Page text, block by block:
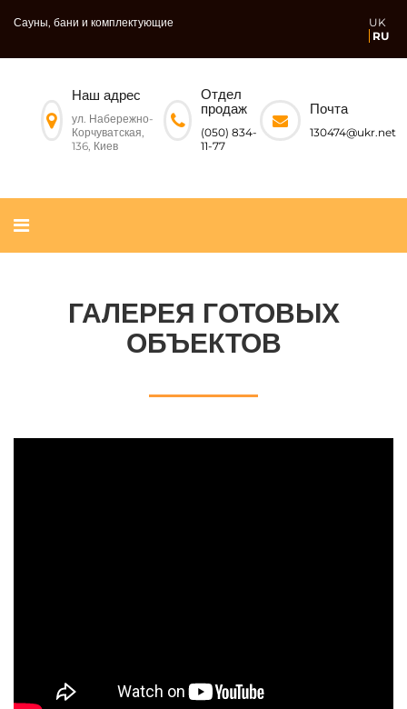
Сауны, бани и комплектующие
UK
RU
Наш адрес
ул. Набережно-
Корчуватская,
136, Киев
Отдел
продаж
(050) 834-
11-77
Почта
130474@ukr.net
ГАЛЕРЕЯ ГОТОВЫХ
ОБЪЕКТОВ